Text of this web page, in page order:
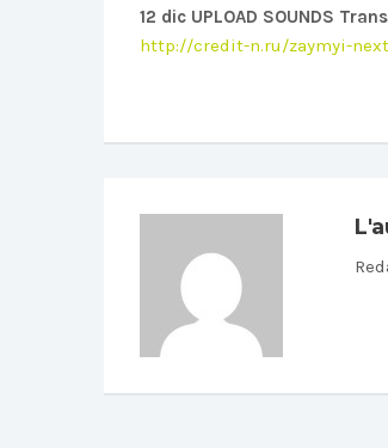
12 dic UPLOAD SOUNDS
http://credit-n.ru/zaymyi-